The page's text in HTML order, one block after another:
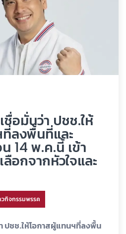
ชื่อมั่นว่า ปชช.ให้
ลงพื้นที่และ
14 พ.ค.นี้ เข้า
อกจากหัวใจและ
วกิจกรรมพรรค
ปชช.ให้โอกาสผู้แทนฯที่ลงพื้น